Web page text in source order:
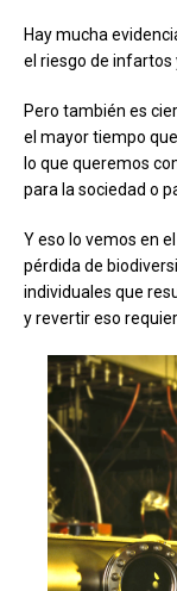
Hay mucha
el riesgo de infartos
Pero también es
el mayor tiempo
lo que queremos
para la sociedad o
Y eso lo vemos en
pérdida de
individuales que
y revertir eso